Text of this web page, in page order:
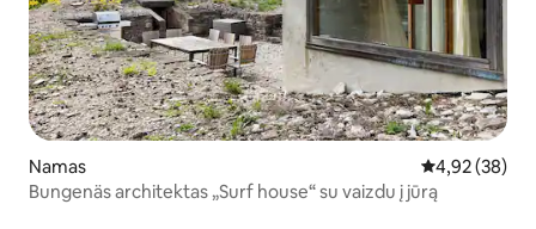
Namas Vidutinis
4,92 (38)
Bungenäs architektas „Surf house“ su vaizdu į jūrą